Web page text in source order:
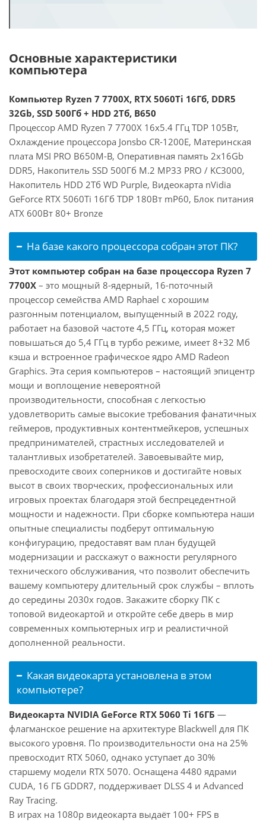
Основные характеристики
компьютера
Компьютер Ryzen 7 7700X, RTX 5060Ti 16Гб, DDR5
32Gb, SSD 500Гб + HDD 2Тб, B650
Процессор AMD Ryzen 7 7700X 16x5.4 ГГц TDP 105Вт,
Охлаждение процессора Jonsbo CR-1200E, Материнская
плата MSI PRO B650M-B, Оперативная память 2x16Gb
DDR5, Накопитель SSD 500Гб M.2 MP33 PRO / KC3000,
Накопитель HDD 2Тб WD Purple, Видеокарта nVidia
GeForce RTX 5060Ti 16Гб TDP 180Вт mP60, Блок питания
ATX 600Вт 80+ Bronze
На базе какого процессора собран этот ПК?
Этот компьютер собран на базе процессора Ryzen 7
7700X – это мощный 8-ядерный, 16-поточный
процессор семейства AMD Raphael с хорошим
разгонным потенциалом, выпущенный в 2022 году,
работает на базовой частоте 4,5 ГГц, которая может
повышаться до 5,4 ГГц в турбо режиме, имеет 8+32 Мб
кэша и встроенное графическое ядро AMD Radeon
Graphics. Эта серия компьютеров – настоящий эпицентр
мощи и воплощение невероятной
производительности, способная с легкостью
удовлетворить самые высокие требования фанатичных
геймеров, продуктивных контентмейкеров, успешных
предпринимателей, страстных исследователей и
талантливых изобретателей. Завоевывайте мир,
превосходите своих соперников и достигайте новых
высот в своих творческих, профессиональных или
игровых проектах благодаря этой беспрецедентной
мощности и надежности. При сборке компьютера наши
опытные специалисты подберут оптимальную
конфигурацию, предоставят вам план будущей
модернизации и расскажут о важности регулярного
технического обслуживания, что позволит обеспечить
вашему компьютеру длительный срок службы – вплоть
до середины 2030х годов. Закажите сборку ПК с
топовой видеокартой и откройте себе дверь в мир
современных компьютерных игр и реалистичной
дополненной реальности.
Какая видеокарта установлена в этом
компьютере?
Видеокарта NVIDIA GeForce RTX 5060 Ti 16ГБ —
флагманское решение на архитектуре Blackwell для ПК
высокого уровня. По производительности она на 25%
превосходит RTX 5060, однако уступает до 30%
старшему модели RTX 5070. Оснащена 4480 ядрами
CUDA, 16 ГБ GDDR7, поддерживает DLSS 4 и Advanced
Ray Tracing.
В играх на 1080p видеокарта выдаёт 100+ FPS в